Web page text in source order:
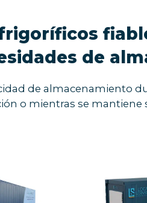
de
de almacenamiento
o mientras se mantiene